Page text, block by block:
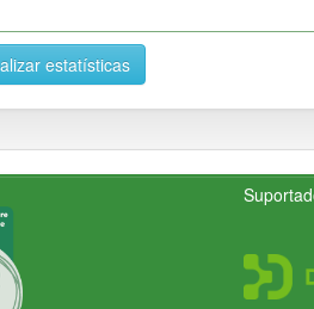
estatísticas